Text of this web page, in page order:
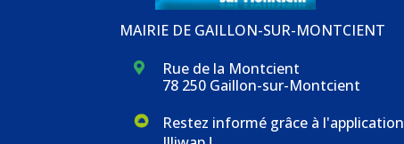
MAIRIE DE GAILLON-SUR-MONTCIENT

Rue de la Montcient
78 250 Gaillon-sur-Montcient
Restez informé grâce à l'application